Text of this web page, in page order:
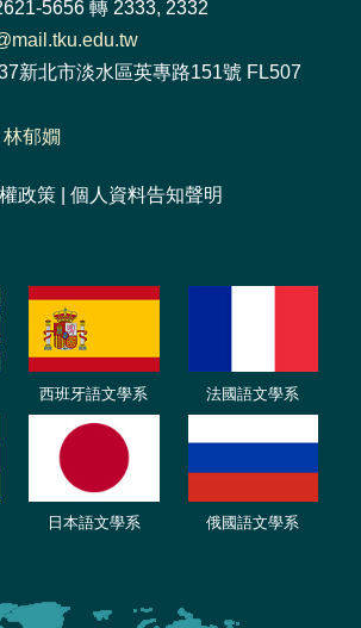
5656 轉 2333, 2332
新北市淡水區英專路151號 FL507
林郁嫺
政策 個人資料告知聲明
西班牙語文學系 法國語文學系
日本語文學系 俄國語文學系